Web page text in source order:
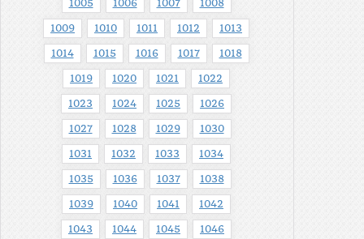
1005 1006 1007 1008
1009 1010 1011 1012 1013
1014 1015 1016 1017 1018
1019 1020 1021 1022
1023 1024 1025 1026
1027 1028 1029 1030
1031 1032 1033 1034
1035 1036 1037 1038
1039 1040 1041 1042
1043 1044 1045 1046